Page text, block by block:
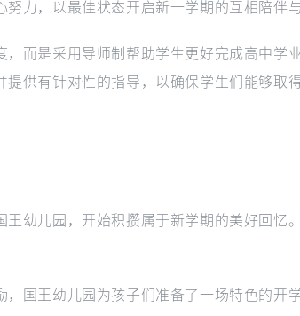
力，以最佳状态开启新一学期的互相陪伴与
而是采用导师制帮助学生更好完成高中学
供有针对性的指导，以确保学生们能够取
幼儿园，开始积攒属于新学期的美好回忆
国王幼儿园为孩子们准备了一场特色的开